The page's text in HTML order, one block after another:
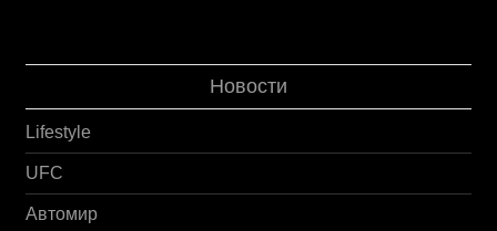
Новости
Lifestyle
UFC
Автомир